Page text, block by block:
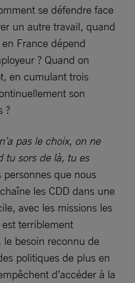
se défendre face
un autre travail, quand
France dépend
? Quand on
en cumulant trois
son
?
pas le choix, on ne
tu sors de là, tu es
personnes que nous
les CDD dans une
avec les missions les
terriblement
le besoin reconnu de
politiques de plus en
d’accéder à la